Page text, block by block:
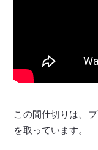
この間仕切りは、
を取っています。